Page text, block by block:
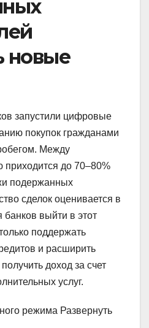
новые
запустили цифровые
покупок гражданами
Между
до 70–80%
подержанных
сделок оценивается в
выйти в этот
поддержать
и расширить
доход за счет
услуг.
режима Развернуть